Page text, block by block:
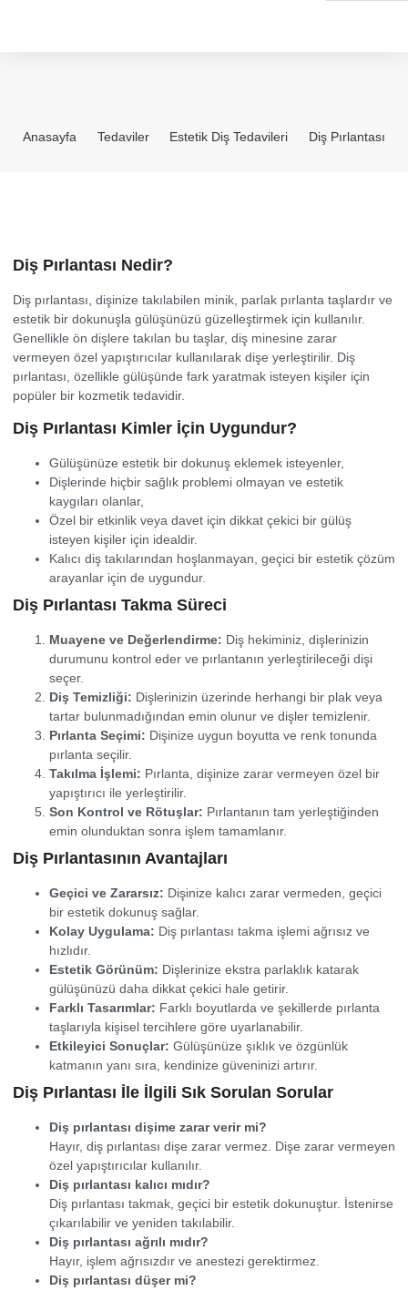
Anasayfa Tedaviler Estetik Diş Tedavileri Diş Pırlantası
Diş Pırlantası Nedir?
Diş pırlantası, dişinize takılabilen minik, parlak pırlanta taşlardır ve
estetik bir dokunuşla gülüşünüzü güzelleştirmek için kullanılır.
Genellikle ön dişlere takılan bu taşlar, diş minesine zarar
vermeyen özel yapıştırıcılar kullanılarak dişe yerleştirilir. Diş
pırlantası, özellikle gülüşünde fark yaratmak isteyen kişiler için
popüler bir kozmetik tedavidir.
Diş Pırlantası Kimler İçin Uygundur?
Gülüşünüze estetik bir dokunuş eklemek isteyenler,
Dişlerinde hiçbir sağlık problemi olmayan ve estetik
kaygıları olanlar,
Özel bir etkinlik veya davet için dikkat çekici bir gülüş
isteyen kişiler için idealdir.
Kalıcı diş takılarından hoşlanmayan, geçici bir estetik çözüm
arayanlar için de uygundur.
Diş Pırlantası Takma Süreci
Muayene ve Değerlendirme: Diş hekiminiz, dişlerinizin
durumunu kontrol eder ve pırlantanın yerleştirileceği dişi
seçer.
Diş Temizliği: Dişlerinizin üzerinde herhangi bir plak veya
tartar bulunmadığından emin olunur ve dişler temizlenir.
Pırlanta Seçimi: Dişinize uygun boyutta ve renk tonunda
pırlanta seçilir.
Takılma İşlemi: Pırlanta, dişinize zarar vermeyen özel bir
yapıştırıcı ile yerleştirilir.
Son Kontrol ve Rötuşlar: Pırlantanın tam yerleştiğinden
emin olunduktan sonra işlem tamamlanır.
Diş Pırlantasının Avantajları
Geçici ve Zararsız: Dişinize kalıcı zarar vermeden, geçici
bir estetik dokunuş sağlar.
Kolay Uygulama: Diş pırlantası takma işlemi ağrısız ve
hızlıdır.
Estetik Görünüm: Dişlerinize ekstra parlaklık katarak
gülüşünüzü daha dikkat çekici hale getirir.
Farklı Tasarımlar: Farklı boyutlarda ve şekillerde pırlanta
taşlarıyla kişisel tercihlere göre uyarlanabilir.
Etkileyici Sonuçlar: Gülüşünüze şıklık ve özgünlük
katmanın yanı sıra, kendinize güveninizi artırır.
Diş Pırlantası İle İlgili Sık Sorulan Sorular
Diş pırlantası dişime zarar verir mi?
Hayır, diş pırlantası dişe zarar vermez. Dişe zarar vermeyen
özel yapıştırıcılar kullanılır.
Diş pırlantası kalıcı mıdır?
Diş pırlantası takmak, geçici bir estetik dokunuştur. İstenirse
çıkarılabilir ve yeniden takılabilir.
Diş pırlantası ağrılı mıdır?
Hayır, işlem ağrısızdır ve anestezi gerektirmez.
Diş pırlantası düşer mi?